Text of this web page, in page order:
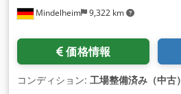
Mindelheim 9,322 km
価格情報
コンディション: 工場整備済み（中古）